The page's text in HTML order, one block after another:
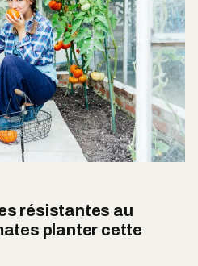
résistantes au
planter cette